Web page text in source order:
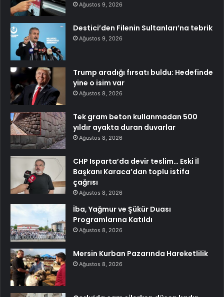
Ağustos 9, 2026
Destici’den Filenin Sultanları’na tebrik
Ağustos 9, 2026
Trump aradığı fırsatı buldu: Hedefinde
yine o isim var
Ağustos 8, 2026
Tek gram beton kullanmadan 500
yıldır ayakta duran duvarlar
Ağustos 8, 2026
CHP Isparta’da devir teslim… Eski İl
Başkanı Karaca’dan toplu istifa
çağrısı
Ağustos 8, 2026
İba, Yağmur ve Şükür Duası
Programlarına Katıldı
Ağustos 8, 2026
Mersin Kurban Pazarında Hareketlilik
Ağustos 8, 2026